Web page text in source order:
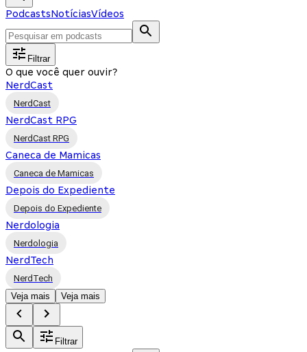
PodcastsNotíciasVídeos
Filtrar
O que você quer ouvir?
NerdCast
NerdCast
NerdCast RPG
NerdCast RPG
Caneca de Mamicas
Caneca de Mamicas
Depois do Expediente
Depois do Expediente
Nerdologia
Nerdologia
NerdTech
NerdTech
Veja mais
Veja mais
Filtrar